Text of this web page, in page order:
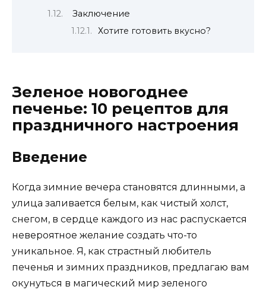
Заключение
Хотите готовить вкусно?
Зеленое новогоднее
печенье: 10 рецептов для
праздничного настроения
Введение
Когда зимние вечера становятся длинными, а
улица заливается белым, как чистый холст,
снегом, в сердце каждого из нас распускается
невероятное желание создать что-то
уникальное. Я, как страстный любитель
печенья и зимних праздников, предлагаю вам
окунуться в магический мир зеленого